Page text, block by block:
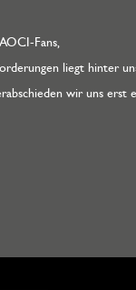
Fans,
liegt hinter
wir uns erst